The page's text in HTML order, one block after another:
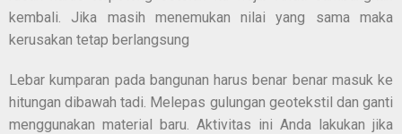
kembali. Jika masih menemukan nilai yang sama maka
kerusakan tetap berlangsung
Lebar kumparan pada bangunan harus benar benar masuk ke
hitungan dibawah tadi. Melepas gulungan geotekstil dan ganti
menggunakan material baru. Aktivitas ini Anda lakukan jika